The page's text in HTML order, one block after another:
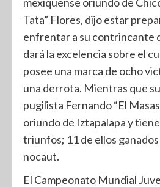
Tata” Flores, dijo estar
enfrentar a su contrincante
dará la excelencia sobre el
posee una marca de ocho
una derrota. Mientras que
pugilista Fernando “El
oriundo de Iztapalapa y
triunfos; 11 de ellos ganados
nocaut.
El Campeonato Mundial